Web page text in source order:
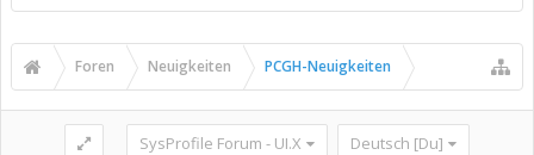
Foren Neuigkeiten PCGH-Neuigkeiten
SysProfile Forum - UI.X Deutsch [Du]